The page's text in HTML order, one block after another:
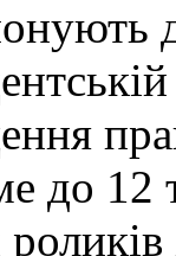
до 12